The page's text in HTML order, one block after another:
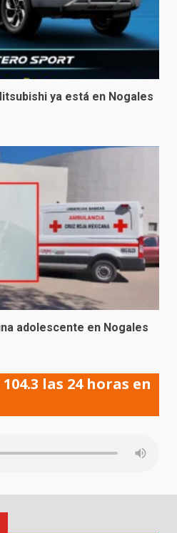
ya está en Nogales
adolescente en Nogales
las 24 horas en